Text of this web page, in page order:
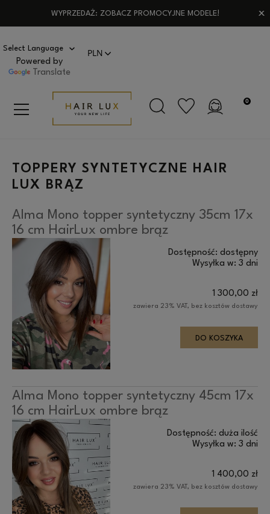
WYPRZEDAŻ: ZOBACZ PROMOCYJNE MODELE!
Powered by
Translate
TOPPERY SYNTETYCZNE HAIR
LUX BRĄZ
Alma Mono topper syntetyczny 35cm 17x
16 cm HairLux ombre brąz
Dostępność: dostępny
Wysyłka w: 3 dni
1 300,00 zł
zawiera 23% VAT, bez kosztów dostawy
DO KOSZYKA
Alma Mono topper syntetyczny 45cm 17x
16 cm HairLux ombre brąz
Dostępność: duża ilość
Wysyłka w: 3 dni
1 400,00 zł
zawiera 23% VAT, bez kosztów dostawy